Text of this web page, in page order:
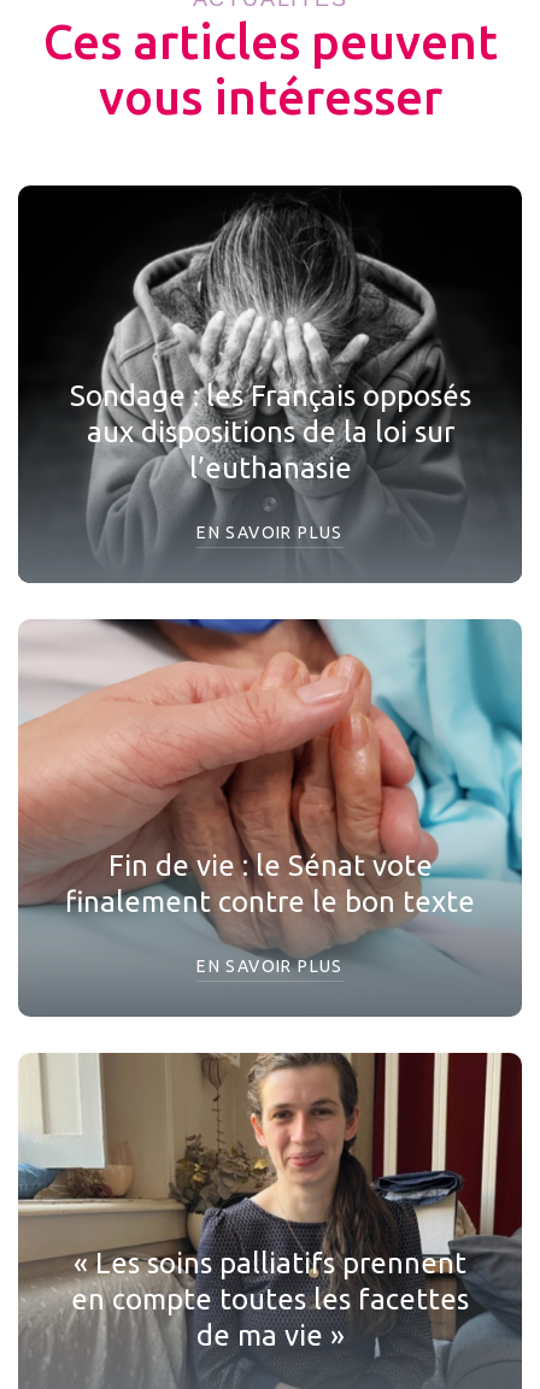
Ces articles peuvent
vous intéresser
Sondage : les Français opposés
aux dispositions de la loi sur
l’euthanasie
EN SAVOIR PLUS
Fin de vie : le Sénat vote
finalement contre le bon texte
EN SAVOIR PLUS
« Les soins palliatifs prennent
en compte toutes les facettes
de ma vie »